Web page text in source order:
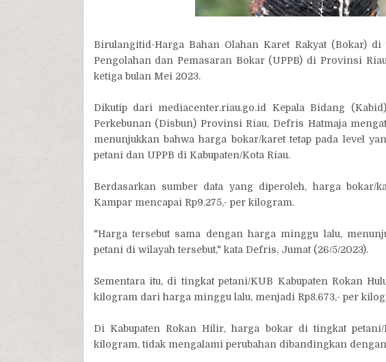
Birulangitid-Harga Bahan Olahan Karet Rakyat (Bokar)
Pengolahan dan Pemasaran Bokar (UPPB) di Provinsi
ketiga bulan Mei 2023.
Dikutip dari mediacenter.riau.go.id Kepala Bidang
Perkebunan (Disbun) Provinsi Riau, Defris Hatmaja
menunjukkan bahwa harga bokar/karet tetap pada level
petani dan UPPB di Kabupaten/Kota Riau.
Berdasarkan sumber data yang diperoleh, harga bokar/
Kampar mencapai Rp9.275,- per kilogram.
"Harga tersebut sama dengan harga minggu lalu,
petani di wilayah tersebut," kata Defris, Jumat (26/5/2023).
Sementara itu, di tingkat petani/KUB Kabupaten Rokan
kilogram dari harga minggu lalu, menjadi Rp8.673,- per
Di Kabupaten Rokan Hilir, harga bokar di tingkat petani/
kilogram, tidak mengalami perubahan dibandingkan